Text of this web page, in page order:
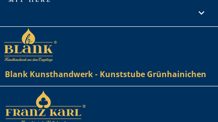

Blank Kunsthandwerk - Kunststube Grünhainichen